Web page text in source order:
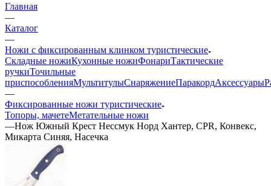
Главная
—
Каталог
—
Ножи с фиксированным клинком туристические
Складные ножиКухонные ножиФонариТактические
ручкиТочильные
приспособленияМультитулыСнаряжениеПаракордАксессуары
—
Фиксированные ножи туристические
Топоры, мачетеМетательные ножи
—Нож Южный Крест Нессмук Норд Хантер, CPR, Конвекс,
Микарта Синяя, Насечка